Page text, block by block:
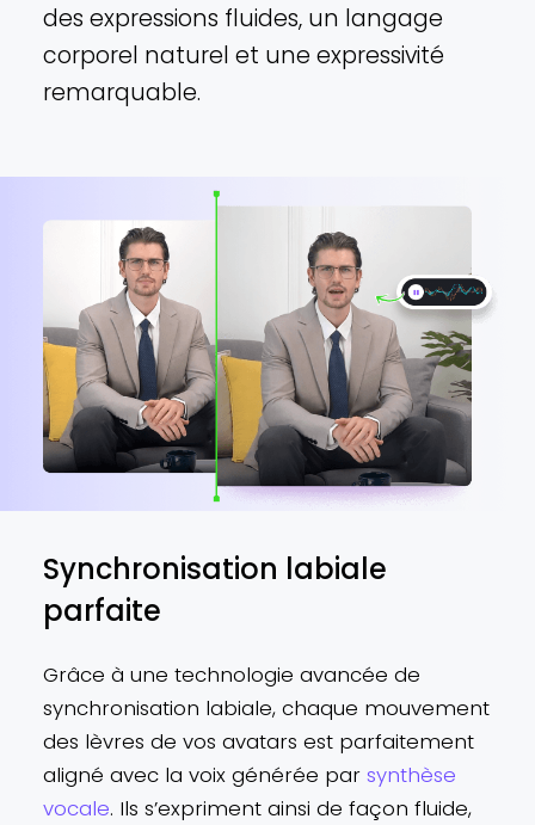
des expressions fluides, un langage
corporel naturel et une expressivité
remarquable.
Synchronisation labiale
parfaite
Grâce à une technologie avancée de
synchronisation labiale, chaque mouvement
des lèvres de vos avatars est parfaitement
aligné avec la voix générée par synthèse
vocale. Ils s’expriment ainsi de façon fluide,